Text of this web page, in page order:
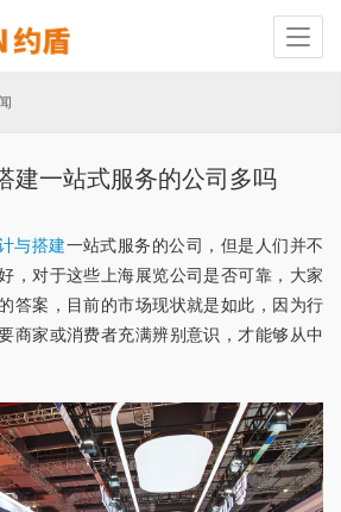
建一站式服务的公司多吗
与搭建一站式服务的公司，但是人们并不
，对于这些上海展览公司是否可靠，大家
答案，目前的市场现状就是如此，因为行
商家或消费者充满辨别意识，才能够从中